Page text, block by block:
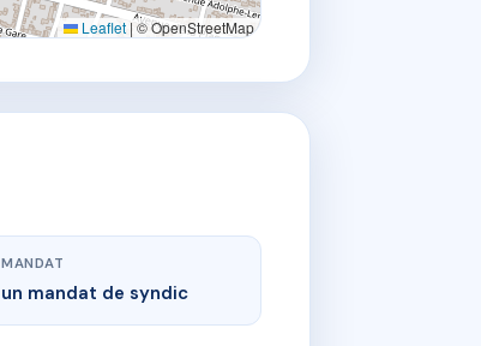
Leaflet |© OpenStreetMap
MANDAT
un mandat de syndic